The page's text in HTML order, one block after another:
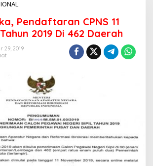
s
m
i
D
,
e
n
d
a
f
Pendaftaran CPNS 11
2019 Di 462 Daerah
29, 2019